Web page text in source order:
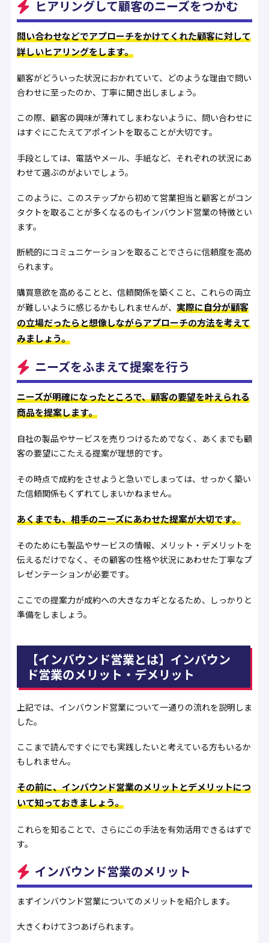
ヒアリングして顧客のニーズをつかむ
問い合わせなどでアプローチをかけてくれた顧客に対して
詳しいヒアリングをします。
顧客がどういった状況におかれていて、どのような理由で問い
合わせに至ったのか、丁寧に聞き出しましょう。
この際、顧客の興味が薄れてしまわないように、問い合わせに
はすぐにこたえてアポイントを取ることが大切です。
手段としては、電話やメール、手紙など、それぞれの状況にあ
わせて選ぶのがよいでしょう。
このように、このステップから初めて営業担当と顧客とがコン
タクトを取ることが多くなるのもインバウンド営業の特徴とい
ます。
断続的にコミュニケーションを取ることでさらに信頼度を高め
られます。
購買意欲を高めることと、信頼関係を築くこと、これらの両立
が難しいように感じるかもしれませんが、 実際に自分が顧客
の立場だったらと想像しながらアプローチの方法を考えて
みましょう。
ニーズをふまえて提案を行う
ニーズが明確になったところで、顧客の要望を叶えられる
商品を提案します。
自社の製品やサービスを売りつけるためでなく、あくまでも顧
客の要望にこたえる提案が理想的です。
その時点で成約をさせようと急いでしまっては、せっかく築い
た信頼関係もくずれてしまいかねません。
あくまでも、相手のニーズにあわせた提案が大切です。
そのためにも製品やサービスの情報、メリット・デメリットを
伝えるだけでなく、その顧客の性格や状況にあわせた丁寧なプ
レゼンテーションが必要です。
ここでの提案力が成約への大きなカギとなるため、しっかりと
準備をしましょう。
【インバウンド営業とは】インバウン
ド営業のメリット・デメリット
上記では、インバウンド営業について一通りの流れを説明しま
した。
ここまで読んですぐにでも実践したいと考えている方もいるか
もしれません。
その前に、インバウンド営業のメリットとデメリットにつ
いて知っておきましょう。
これらを知ることで、さらにこの手法を有効活用できるはずで
す。
インバウンド営業のメリット
まずインバウンド営業についてのメリットを紹介します。
大きくわけて3つあげられます。